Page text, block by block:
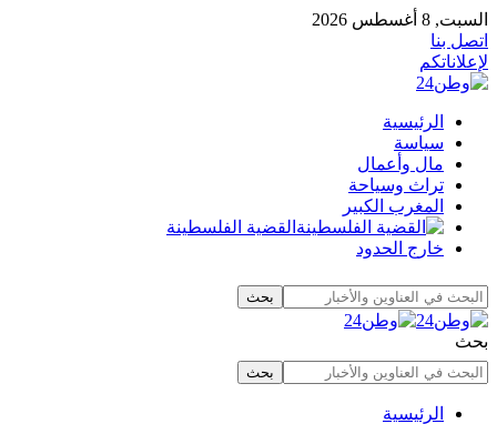
السبت, 8 أغسطس 2026
اتصل بنا
لإعلاناتكم
الرئيسية
سياسة
مال وأعمال
تراث وسياحة
المغرب الكبير
القضية الفلسطينة
خارج الحدود
بحث
الرئيسية